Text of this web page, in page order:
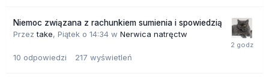
Niemoc związana z rachunkiem sumienia i spowiedzią
Przeztake, Piątek o 14:34 w Nerwica natręctw
10 odpowiedzi 217 wyświetleń